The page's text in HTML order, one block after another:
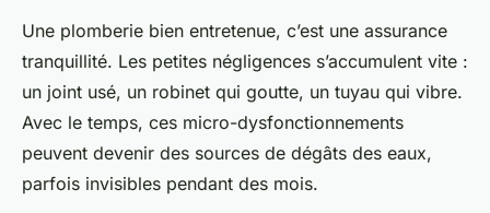
Une plomberie bien entretenue, c’est une assurance
tranquillité. Les petites négligences s’accumulent vite :
un joint usé, un robinet qui goutte, un tuyau qui vibre.
Avec le temps, ces micro-dysfonctionnements
peuvent devenir des sources de dégâts des eaux,
parfois invisibles pendant des mois.